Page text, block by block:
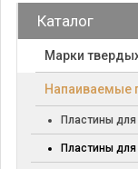
Каталог
Марки
Напаиваемые
Пластины для
Пластины